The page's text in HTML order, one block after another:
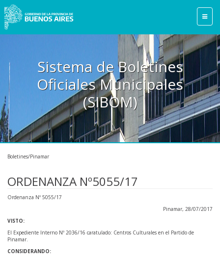
Sistema de
Oficiales
(SIBOM)
Boletines/Pinamar
ORDENANZA Nº5055/17
Ordenanza Nº 5055/17
Pinamar, 28/07/2017
VISTO:
El Expediente Interno Nº 2036/16 caratulado: Centros Culturales en el Partido de
Pinamar.
CONSIDERANDO: